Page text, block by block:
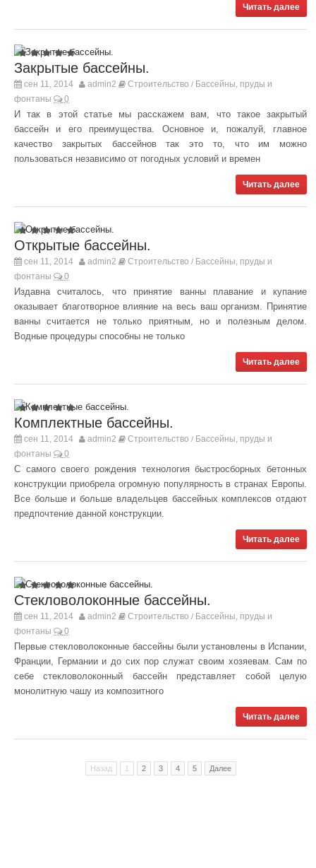
Читать далее
Закрытые бассейны.
сен 11, 2014 admin2 Строительство / Бассейны, пруды и
фонтаны
0
И так в этой статье мы расскажем вам, что такое закрытый
бассейн и его преимущества. Основное и, пожалуй, главное
качество закрытых бассейнов так это то, что им можно
пользоваться независимо от погодных условий и времен
Читать далее
Открытые бассейны.
сен 11, 2014 admin2 Строительство / Бассейны, пруды и
фонтаны
0
Издавна считалось, что принятие ванны плавание и купание
оказывает благотворное влияние на весь ваш организм. Принятие
ванны считается не только приятным, но и полезным делом.
Водные процедуры способны не только
Читать далее
Комплектные бассейны.
сен 11, 2014 admin2 Строительство / Бассейны, пруды и
фонтаны
0
С самого своего рождения технология быстросборных бетонных
конструкции приобрела огромную популярность в странах Европы.
Все больше и больше владельцев бассейных комплексов отдают
предпочтение данной конструкции.
Читать далее
Стекловолоконные бассейны.
сен 11, 2014 admin2 Строительство / Бассейны, пруды и
фонтаны
0
Первые стекловолоконные бассейны были установлены в Испании,
Франции, Германии и до сих пор служат своим хозяевам. Сам по
себе стекловолоконный бассейн представляет собой целую
монолитную чашу из композитного
Читать далее
Назад 1 2 3 4 5 Далее